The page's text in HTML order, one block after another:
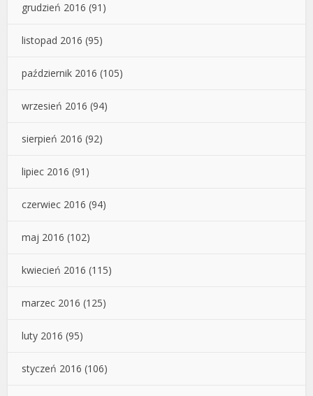
grudzień 2016 (91)
listopad 2016 (95)
październik 2016 (105)
wrzesień 2016 (94)
sierpień 2016 (92)
lipiec 2016 (91)
czerwiec 2016 (94)
maj 2016 (102)
kwiecień 2016 (115)
marzec 2016 (125)
luty 2016 (95)
styczeń 2016 (106)